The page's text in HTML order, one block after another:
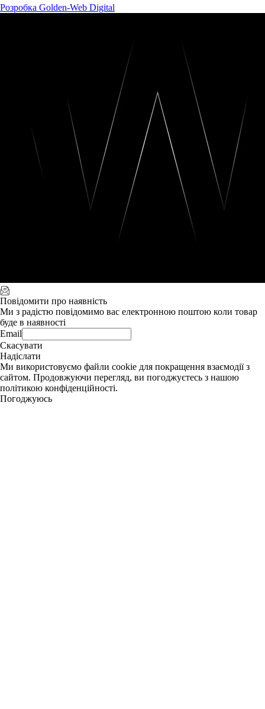
Розробка Golden-Web Digital
Повідомити про наявність
Ми з радістю повідомимо вас електронною поштою коли товар
буде в наявності
Email
Скасувати
Надіслати
Ми використовуємо файли cookie для покращення взаємодії з
сайтом. Продовжуючи перегляд, ви погоджуєтесь з нашою
політикою конфіденційності.
Погоджуюсь